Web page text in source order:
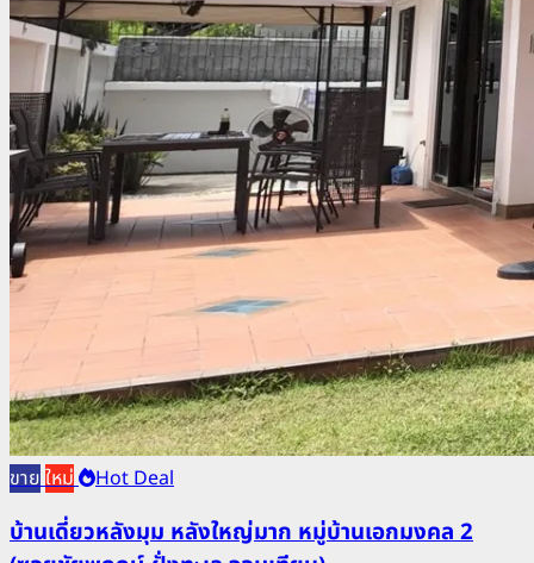
ขายใหม่ Hot Deal
บ้านเดี่ยวหลังมุม หลังใหญ่มาก หมู่บ้านเอกมงคล 2